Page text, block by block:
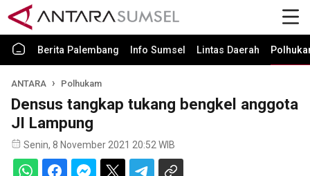
Berita Palembang Info Sumsel Lintas Daerah
ANTARA Polhukam
Densus tangkap tukang bengkel anggota
JI Lampung
Senin, 8 November 2021 20:52 WIB